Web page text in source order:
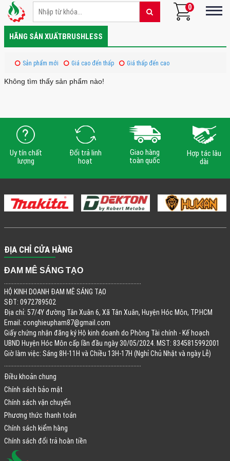
0
HÃNG SẢN XUẤTBRUSHLESS
Sản phẩm mới Giá cao đến thấp Giá thấp đến cao
Không tìm thấy sản phẩm nào!
Uy tín chất
lượng
Đổi trả linh
hoạt
Giao hàng
toàn quốc
Hợp tác lâu
dài
ĐỊA CHỈ CỬA HÀNG
ĐAM MÊ SÁNG TẠO
.........................................................................................
HỘ KINH DOANH ĐAM MÊ SÁNG TẠO
SĐT: 0972789502
Địa chỉ: 57/4Y đường Tân Xuân 6, Xã Tân Xuân, Huyện Hóc Môn, TP.HCM
Email: conghieupham87@gmail.com
Giấy chứng nhận đăng ký Hộ kinh doanh do Phòng Tài chính - Kế hoạch
UBND Huyện Hóc Môn cấp lần đầu ngày 30/05/2024. MST: 8345815992001
Giờ làm việc: Sáng 8H-11H và Chiều 13H-17H (Nghỉ Chủ Nhật và ngày Lễ)
.........................................................................................
Điều khoản chung
Chính sách bảo mật
Chính sách vận chuyển
Phương thức thanh toán
Chính sách kiểm hàng
Chính sách đổi trả hoàn tiền